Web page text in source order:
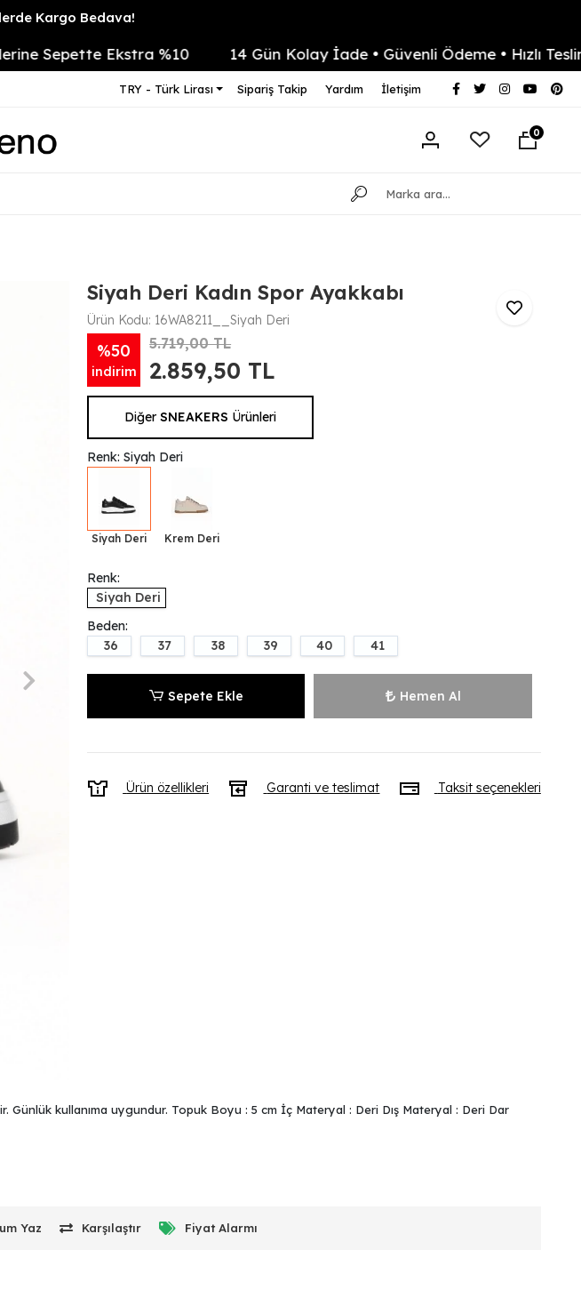
Kargo Bedava!
Ekstra %10 14 Gün Kolay İade • Güvenli Ödeme • Hızlı Teslimat
TRY - Türk Lirası Sipariş Takip Yardım İletişim
0
Siyah Deri Kadın Spor Ayakkabı
Ürün Kodu: 16WA8211__Siyah Deri
%50
indirim
5.719,00 TL
2.859,50 TL
DiğerSNEAKERS Ürünleri
Renk: Siyah Deri
Siyah Deri Krem Deri
Renk:
Siyah Deri
Beden:
36
37 38 39 40 41
Sepete Ekle Hemen Al
Ürün özellikleri Garanti ve teslimat Taksit seçenekleri
Günlük kullanıma uygundur. Topuk Boyu : 5 cm İç Materyal : Deri Dış Materyal : Deri Dar
Yaz Karşılaştır Fiyat Alarmı